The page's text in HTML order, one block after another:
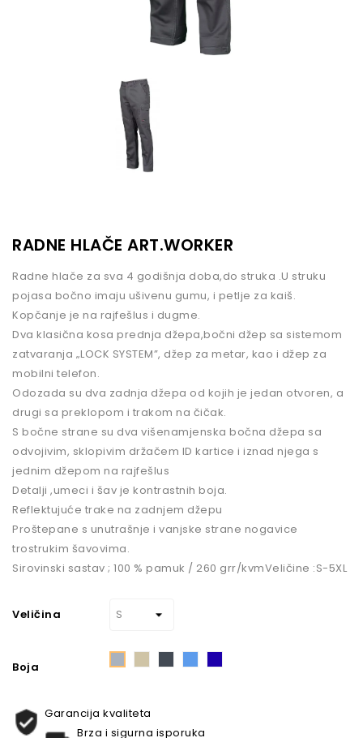
RADNE HLAČE ART.WORKER
Radne hlače za sva 4 godišnja doba,do struka .U struku
pojasa bočno imaju ušivenu gumu, i petlje za kaiš.
Kopčanje je na rajfešlus i dugme.
Dva klasična kosa prednja džepa,bočni džep sa sistemom
zatvaranja „LOCK SYSTEM”, džep za metar, kao i džep za
mobilni telefon.
Odozada su dva zadnja džepa od kojih je jedan otvoren, a
drugi sa preklopom i trakom na čičak.
S bočne strane su dva višenamjenska bočna džepa sa
odvojivim, sklopivim držačem ID kartice i iznad njega s
jednim džepom na rajfešlus
Detalji ,umeci i šav je kontrastnih boja.
Reflektujuće trake na zadnjem džepu
Proštepane s unutrašnje i vanjske strane nogavice
trostrukim šavovima.
Sirovinski sastav ; 100 % pamuk / 260 grr/kvmVeličine :S-5XL
Veličina
Boja
SivoTaupeCrnaPlavaTamno
Garancija kvaliteta
Brza i sigurna isporuka